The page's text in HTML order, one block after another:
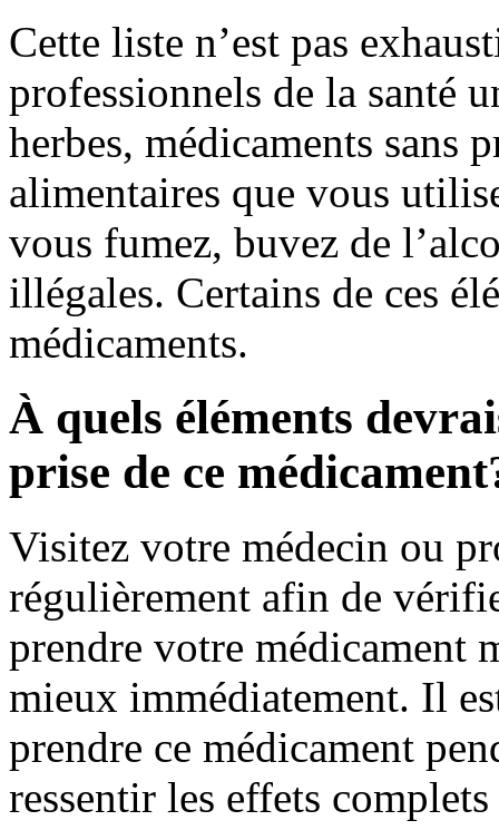
Cette liste n’est pas
professionnels de la santé
herbes, médicaments sans
alimentaires que vous
vous fumez, buvez de
illégales. Certains de ces
médicaments.
À quels éléments
prise de ce
Visitez votre médecin ou
régulièrement afin de
prendre votre médicament
mieux immédiatement. Il
prendre ce médicament
ressentir les effets